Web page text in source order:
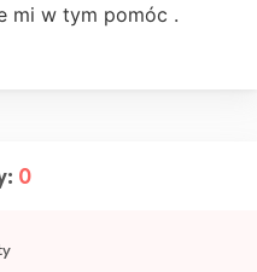
mi w tym pomóc .
0